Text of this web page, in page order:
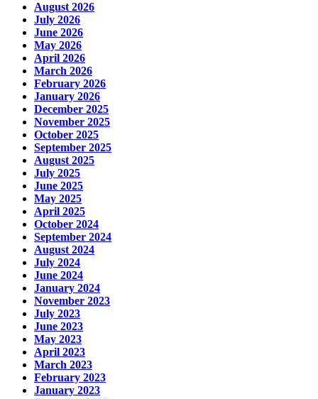
August 2026
July 2026
June 2026
May 2026
April 2026
March 2026
February 2026
January 2026
December 2025
November 2025
October 2025
September 2025
August 2025
July 2025
June 2025
May 2025
April 2025
October 2024
September 2024
August 2024
July 2024
June 2024
January 2024
November 2023
July 2023
June 2023
May 2023
April 2023
March 2023
February 2023
January 2023